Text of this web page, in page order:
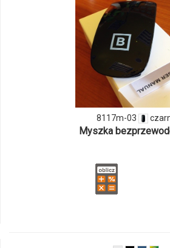
ilości
03
8117m-03
Myszka